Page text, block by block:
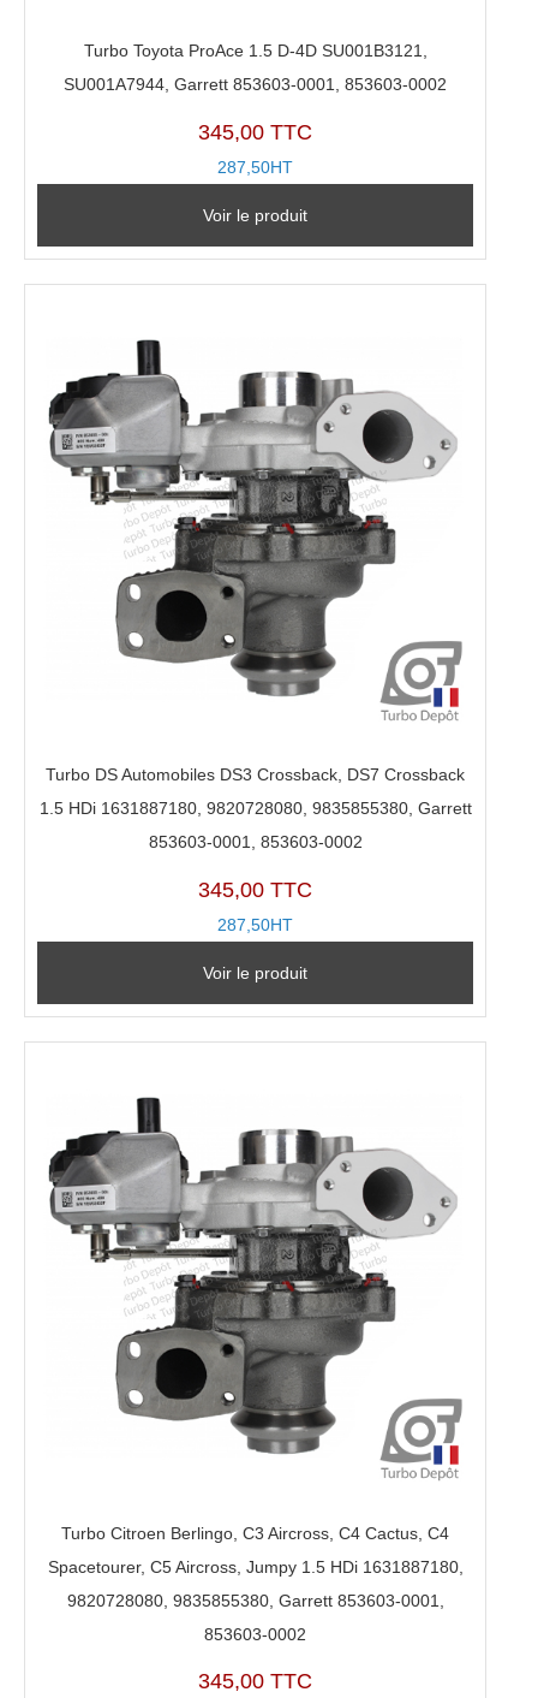
Turbo Toyota ProAce 1.5 D-4D SU001B3121,
SU001A7944, Garrett 853603-0001, 853603-0002
345,00 TTC
287,50HT
Voir le produit
Turbo DS Automobiles DS3 Crossback, DS7 Crossback
1.5 HDi 1631887180, 9820728080, 9835855380, Garrett
853603-0001, 853603-0002
345,00 TTC
287,50HT
Voir le produit
Turbo Citroen Berlingo, C3 Aircross, C4 Cactus, C4
Spacetourer, C5 Aircross, Jumpy 1.5 HDi 1631887180,
9820728080, 9835855380, Garrett 853603-0001,
853603-0002
345,00 TTC